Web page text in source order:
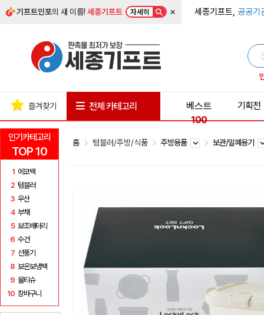
기프트인포의 새 이름!세종기프트 자세히 × 세종기프트, 공공기
인기카테고리
TOP 10
1 에코백
2 텀블러
3 우산
4 부채
5 보조배터리
6 수건
7 선풍기
8 보온보냉백
9 물티슈
10 장바구니
즐겨찾기 전체 카테고리
베스트
100
기획전
홈 텀블러/주방/식품 주방용품 보관/밀폐용기